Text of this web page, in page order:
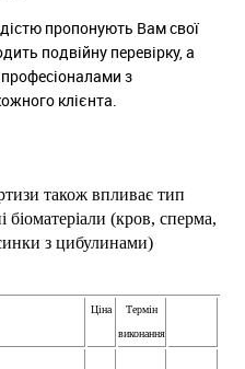
пропонують Вам свої
подвійну перевірку, а
з
клієнта.
також впливає тип
біоматеріали (кров, сперма,
з цибулинами)
Ціна
Термін
виконання